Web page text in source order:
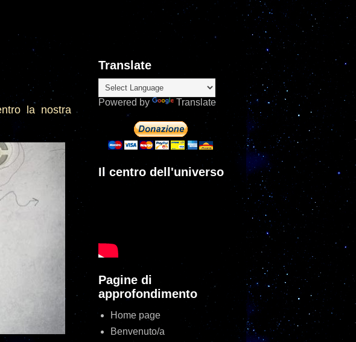
la nostra
Translate
Powered by Translate
Il centro dell'universo
Pagine di
approfondimento
Home page
Benvenuto/a